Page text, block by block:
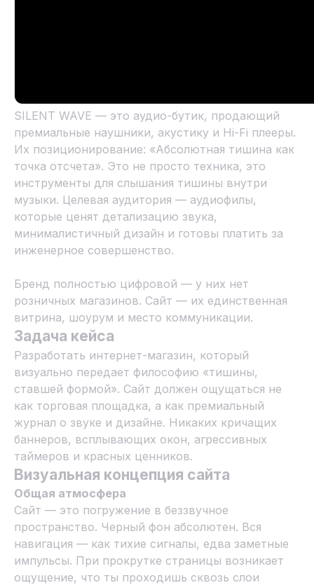
SILENT WAVE — это аудио-бутик, продающий
премиальные наушники, акустику и Hi-Fi плееры.
Их позиционирование: «Абсолютная тишина как
точка отсчета». Это не просто техника, это
инструменты для слышания тишины внутри
музыки. Целевая аудитория — аудиофилы,
которые ценят детализацию звука,
минималистичный дизайн и готовы платить за
инженерное совершенство.
Бренд полностью цифровой — у них нет
розничных магазинов. Сайт — их единственная
витрина, шоурум и место коммуникации.
Задача кейса
Разработать интернет-магазин, который
визуально передает философию «тишины,
ставшей формой». Сайт должен ощущаться не
как торговая площадка, а как премиальный
журнал о звуке и дизайне. Никаких кричащих
баннеров, всплывающих окон, агрессивных
таймеров и красных ценников.
Визуальная концепция сайта
Общая атмосфера
Сайт — это погружение в беззвучное
пространство. Черный фон абсолютен. Вся
навигация — как тихие сигналы, едва заметные
импульсы. При прокрутке страницы возникает
ощущение, что ты проходишь сквозь слои